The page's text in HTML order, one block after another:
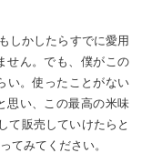
しかしたらすでに愛用
せん。でも、僕がこの
い。使ったことがない
思い、この最高の米味
て販売していけたらと
てみてください。